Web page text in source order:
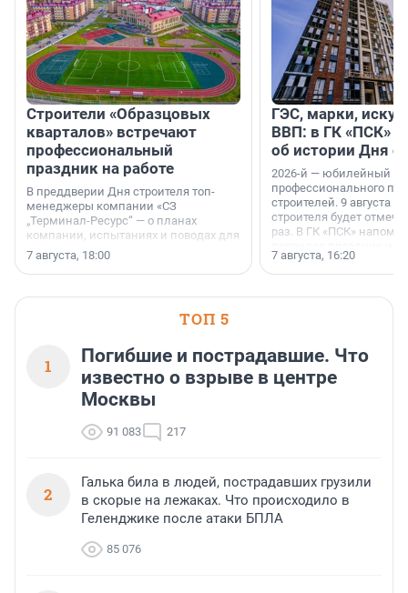
Строители «Образцовых
кварталов» встречают
профессиональный
праздник на работе
В преддверии Дня строителя топ-
менеджеры компании «СЗ
„Терминал-Ресурс“ — о планах
компании, испытаниях и поводах для
осторожного оптимизма.
7 августа, 18:00
ГЭС, марки,
ВВП: в ГК «ПСК»
об истории Дня
2026-й — юбилейный
профессионального
строителей. 9 августа
строителя будет
раз. В ГК «ПСК»
поменялась роль
7 августа, 16:20
ТОП 5
1
Погибшие и пострадавшие. Что
известно о взрыве в центре
Москвы
91 083 217
2
Галька била в людей, пострадавших грузили
в скорые на лежаках. Что происходило в
Геленджике после атаки БПЛА
85 076